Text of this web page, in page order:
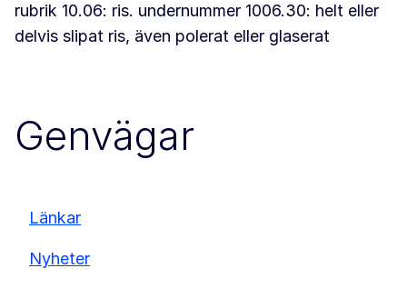
rubrik 10.06: ris. undernummer 1006.30: helt eller
delvis slipat ris, även polerat eller glaserat
Genvägar
Länkar
Nyheter